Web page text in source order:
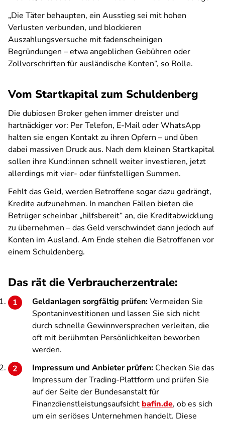
„Die Täter behaupten, ein Ausstieg sei mit hohen
Verlusten verbunden, und blockieren
Auszahlungsversuche mit fadenscheinigen
Begründungen – etwa angeblichen Gebühren oder
Zollvorschriften für ausländische Konten“, so Rolle.
Vom Startkapital zum Schuldenberg
Die dubiosen Broker gehen immer dreister und
hartnäckiger vor: Per Telefon, E-Mail oder WhatsApp
halten sie engen Kontakt zu ihren Opfern – und üben
dabei massiven Druck aus. Nach dem kleinen Startkapital
sollen ihre Kund:innen schnell weiter investieren, jetzt
allerdings mit vier- oder fünfstelligen Summen.
Fehlt das Geld, werden Betroffene sogar dazu gedrängt,
Kredite aufzunehmen. In manchen Fällen bieten die
Betrüger scheinbar „hilfsbereit“ an, die Kreditabwicklung
zu übernehmen – das Geld verschwindet dann jedoch auf
Konten im Ausland. Am Ende stehen die Betroffenen vor
einem Schuldenberg.
Das rät die Verbraucherzentrale:
Geldanlagen sorgfältig prüfen:Vermeiden Sie
Spontaninvestitionen und lassen Sie sich nicht
durch schnelle Gewinnversprechen verleiten, die
oft mit berühmten Persönlichkeiten beworben
werden.
Impressum und Anbieter prüfen: Checken Sie das
Impressum der Trading-Plattform und prüfen Sie
auf der Seite der Bundesanstalt für
Finanzdienstleistungsaufsicht bafin.de, ob es sich
um ein seriöses Unternehmen handelt. Diese